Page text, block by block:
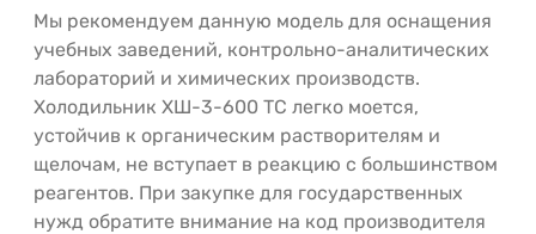
Мы рекомендуем данную модель для оснащения
учебных заведений, контрольно-аналитических
лабораторий и химических производств.
Холодильник ХШ-3-600 ТС легко моется,
устойчив к органическим растворителям и
щелочам, не вступает в реакцию с большинством
реагентов. При закупке для государственных
нужд обратите внимание на код производителя